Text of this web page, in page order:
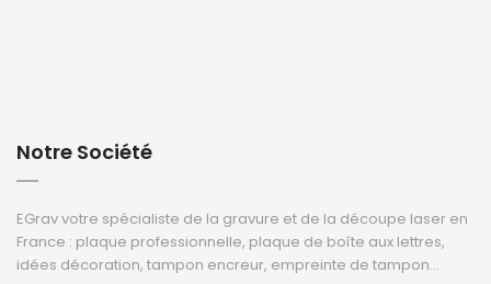
Notre Société
EGrav votre spécialiste de la gravure et de la découpe laser en
France : plaque professionnelle, plaque de boîte aux lettres,
idées décoration, tampon encreur, empreinte de tampon...